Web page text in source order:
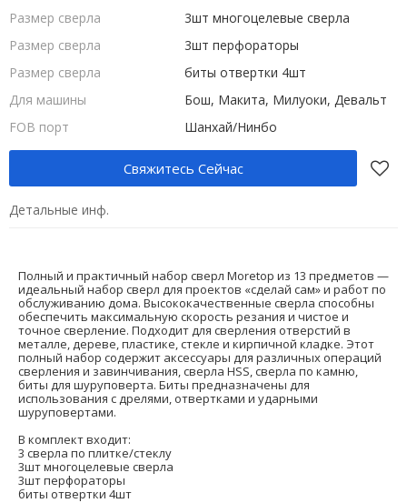
Размер сверла
3шт многоцелевые сверла
Размер сверла
3шт перфораторы
Размер сверла
биты отвертки 4шт
Для машины
Бош, Макита, Милуоки, Девальт
FOB порт
Шанхай/Нинбо
Свяжитесь Сейчас
Детальные инф.
Полный и практичный набор сверл Moretop из 13 предметов —
идеальный набор сверл для проектов «сделай сам» и работ по
обслуживанию дома. Высококачественные сверла способны
обеспечить максимальную скорость резания и чистое и
точное сверление. Подходит для сверления отверстий в
металле, дереве, пластике, стекле и кирпичной кладке. Этот
полный набор содержит аксессуары для различных операций
сверления и завинчивания, сверла HSS, сверла по камню,
биты для шуруповерта. Биты предназначены для
использования с дрелями, отвертками и ударными
шуруповертами.
В комплект входит:
3 сверла по плитке/стеклу
3шт многоцелевые сверла
3шт перфораторы
биты отвертки 4шт